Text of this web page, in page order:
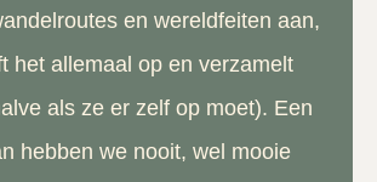
en wereldfeiten aan,
het allemaal op en verzamelt
als ze er zelf op moet). Een
hebben we nooit, wel mooie